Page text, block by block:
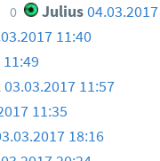
0 Julius
11:40
03.03.2017 11:57
11:35
18:16